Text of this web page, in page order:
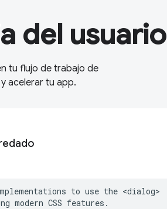
del usuario
tu flujo de trabajo de
acelerar tu app.
to use the <dialog>
modern CSS features.